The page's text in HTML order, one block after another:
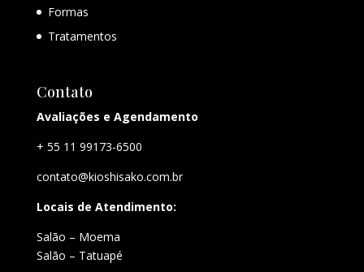
Formas
Tratamentos
Contato
Avaliações e Agendamento
+ 55 11 99173-6500
contato@kioshisako.com.br
Locais de Atendimento:
Salão – Moema
Salão – Tatuapé